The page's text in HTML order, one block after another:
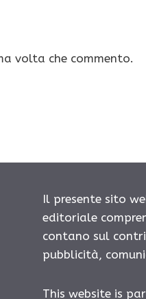
volta che commento.
Il presente sito
editoriale
contano sul
pubblicità,
This website is